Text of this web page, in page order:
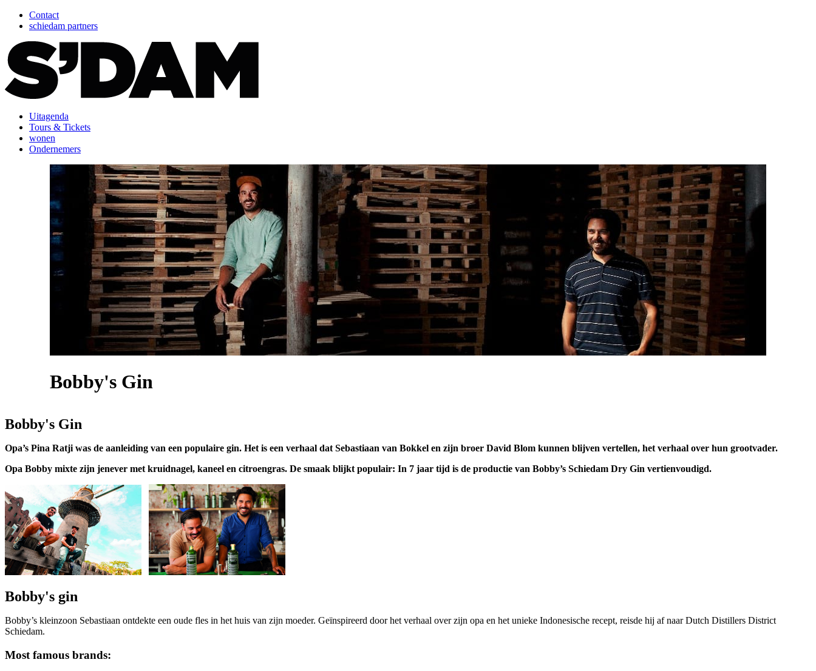
Contact
schiedam partners
Uitagenda
Tours & Tickets
wonen
Ondernemers
Bobby's Gin
Bobby's Gin
Opa’s Pina Ratji was de aanleiding van een populaire gin. Het is een verhaal dat Sebastiaan van Bokkel en zijn broer David Blom kunnen blijven vertellen, het verhaal over hun grootvader.
Opa Bobby mixte zijn jenever met kruidnagel, kaneel en citroengras. De smaak blijkt populair: In 7 jaar tijd is de productie van Bobby’s Schiedam Dry Gin vertienvoudigd.
Bobby's gin
Bobby’s kleinzoon Sebastiaan ontdekte een oude fles in het huis van zijn moeder. Geïnspireerd door het verhaal over zijn opa en het unieke Indonesische recept, reisde hij af naar Dutch Distillers District
Schiedam.
Most famous brands: